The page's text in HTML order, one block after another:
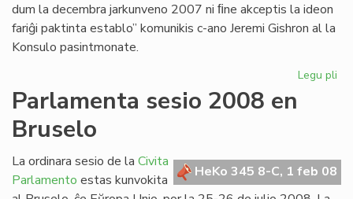
dum la decembra jarkunveno 2007 ni ﬁne akceptis la ideon
fariĝi paktinta establo” komunikis c-ano Jeremi Gishron al la
Konsulo pasintmonate.
Legu pli
Parlamenta sesio 2008 en
Bruselo
HeKo 345 8-C, 1 feb 08
La ordinara sesio de la Civita
Parlamento estas kunvokita